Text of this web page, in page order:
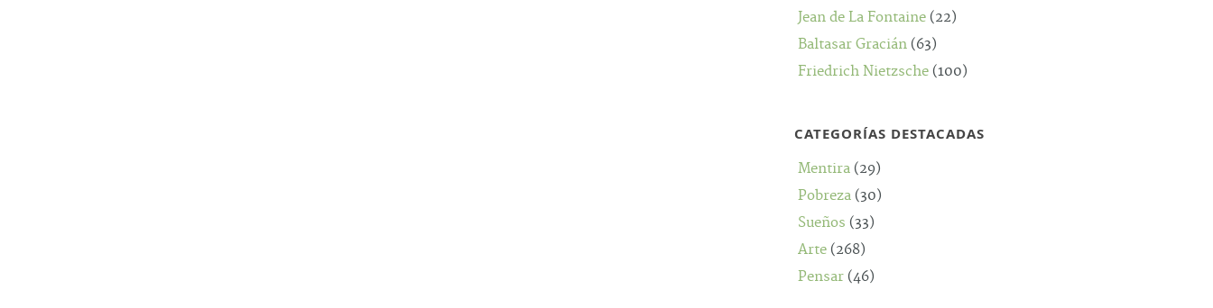
Jean de La Fontaine (22)
Baltasar Gracián (63)
Friedrich Nietzsche (100)
CATEGORÍAS DESTACADAS
Mentira (29)
Pobreza (30)
Sueños (33)
Arte (268)
Pensar (46)